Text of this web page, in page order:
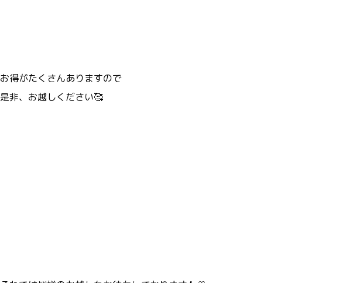
お得がたくさんありますので
是非、お越しください🥰